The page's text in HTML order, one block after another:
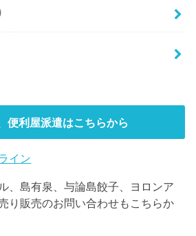
便利屋派遣はこちらから
イン
、島有泉、与論島餃子、ヨロンア
り販売のお問い合わせもこちらか